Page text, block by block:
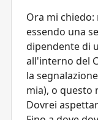
Ora mi
essendo una
dipendente di
all'interno del
la
mia), o questo
Dovrei